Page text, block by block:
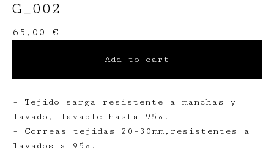
G_002
65,00 €
Add to cart
- Tejido sarga resistente a manchas y
lavado, lavable hasta 95º.
- Correas tejidas 20-30mm,resistentes a
lavados a 95º.